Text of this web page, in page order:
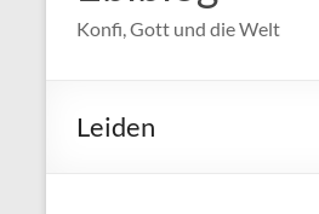
Konfi, Gott und die Welt
Leiden